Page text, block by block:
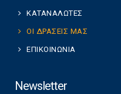
ΚΑΤΑΝΑΛΩΤΕΣ
ΟΙ ΔΡΑΣΕΙΣ ΜΑΣ
ΕΠΙΚΟΙΝΩΝΙΑ
Newsletter